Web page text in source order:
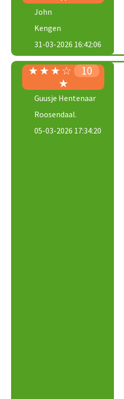
John
Kengen
31-03-2026 16:42:06
10
☆
★
★
★
★
Guusje Hentenaar
Roosendaal.
05-03-2026 17:34:20